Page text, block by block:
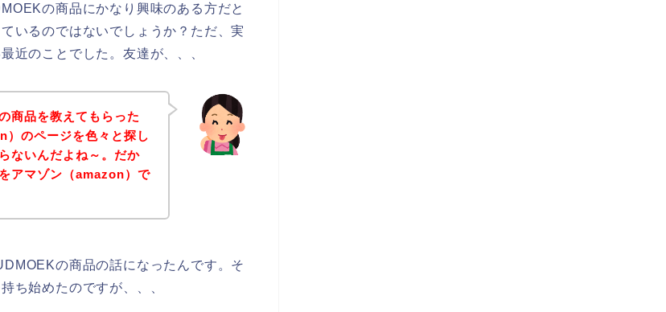
の商品にかなり興味のある方だと
いるのではないでしょうか？ただ、実
近のことでした。友達が、、、
商品を教えてもらった
）のページを色々と探し
ないんだよね～。だか
アマゾン（amazon）で
の商品の話になったんです。そ
ち始めたのですが、、、